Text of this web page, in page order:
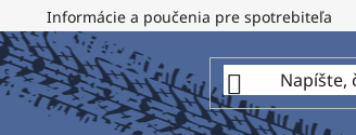
Informácie a poučenia pre spotrebiteľa